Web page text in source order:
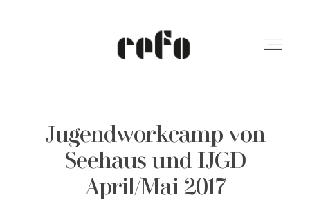
REFO Moabit
Terminkalender
Jugendworkcamp von
Seehaus und IJGD
April/Mai 2017